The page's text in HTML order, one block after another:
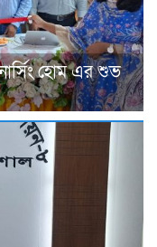
হোম এর শুভ